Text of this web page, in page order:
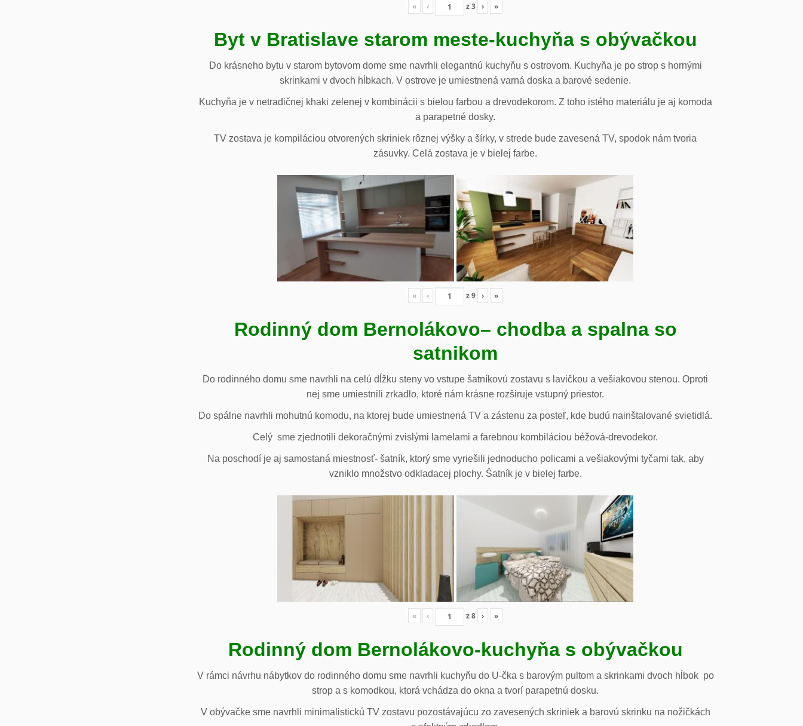
« ‹ z3 › »
Byt v Bratislave starom meste-kuchyňa s obývačkou
Do krásneho bytu v starom bytovom dome sme navrhli elegantnú kuchyňu s ostrovom. Kuchyňa je po strop s hornými
skrinkami v dvoch hĺbkach. V ostrove je umiestnená varná doska a barové sedenie.
Kuchyňa je v netradičnej khaki zelenej v kombinácii s bielou farbou a drevodekorom. Z toho istého materiálu je aj komoda
a parapetné dosky.
TV zostava je kompiláciou otvorených skriniek rôznej výšky a šírky, v strede bude zavesená TV, spodok nám tvoria
zásuvky. Celá zostava je v bielej farbe.
« ‹ z9 › »
Rodinný dom Bernolákovo– chodba a spalna so
satnikom
Do rodinného domu sme navrhli na celú dĺžku steny vo vstupe šatníkovú zostavu s lavičkou a vešiakovou stenou. Oproti
nej sme umiestnili zrkadlo, ktoré nám krásne rozširuje vstupný priestor.
Do spálne navrhli mohutnú komodu, na ktorej bude umiestnená TV a zástenu za posteľ, kde budú nainštalované svietidlá.
Celý sme zjednotili dekoračnými zvislými lamelami a farebnou kombiláciou béžová-drevodekor.
Na poschodí je aj samostaná miestnosť- šatník, ktorý sme vyriešili jednoducho policami a vešiakovými tyčami tak, aby
vzniklo množstvo odkladacej plochy. Šatník je v bielej farbe.
« ‹ z8 › »
Rodinný dom Bernolákovo-kuchyňa s obývačkou
V rámci návrhu nábytkov do rodinného domu sme navrhli kuchyňu do U-čka s barovým pultom a skrinkami dvoch hĺbok po
strop a s komodkou, ktorá vchádza do okna a tvorí parapetnú dosku.
V obývačke sme navrhli minimalistickú TV zostavu pozostávajúcu zo zavesených skriniek a barovú skrinku na nožičkách